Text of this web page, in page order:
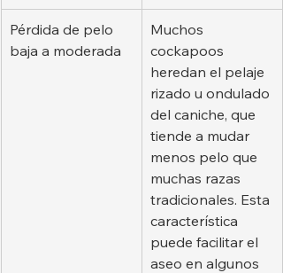
Pérdida de pelo
baja a moderada
Muchos
cockapoos
heredan el pelaje
rizado u ondulado
del caniche, que
tiende a mudar
menos pelo que
muchas razas
tradicionales. Esta
característica
puede facilitar el
aseo en algunos